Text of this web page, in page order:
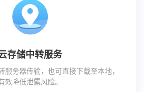
存储中转服务
服务器传输，也可直接下载至本地，
效降低泄露风险。